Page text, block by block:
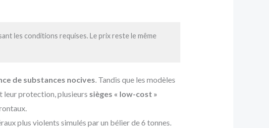
les conditions requises. Le prix reste le même
de substances nocives. Tandis que les modèles
leur protection, plusieurs sièges « low-cost »
plus violents simulés par un bélier de 6 tonnes.